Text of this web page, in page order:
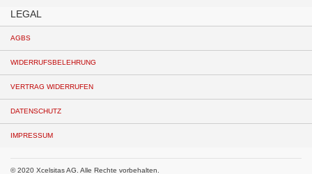
LEGAL
AGBS
WIDERRUFSBELEHRUNG
VERTRAG WIDERRUFEN
DATENSCHUTZ
IMPRESSUM
© 2020 Xcelsitas AG. Alle Rechte vorbehalten.